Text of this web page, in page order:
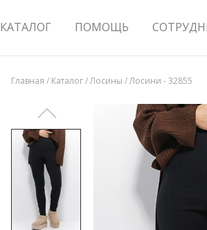
КАТАЛОГ ПОМОЩЬ
Главная / Каталог/Лосины /Лосини - 32855